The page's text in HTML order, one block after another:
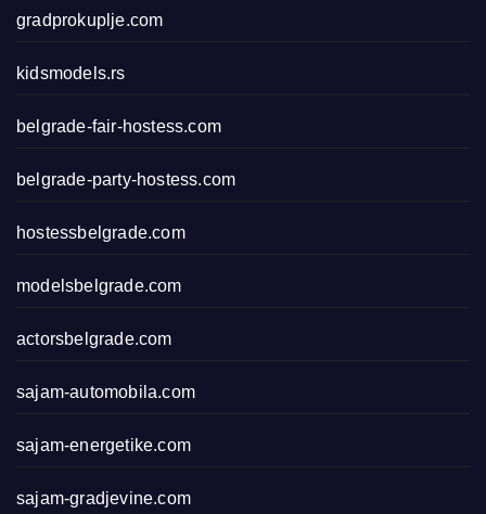
gradprokuplje.com
kidsmodels.rs
belgrade-fair-hostess.com
belgrade-party-hostess.com
hostessbelgrade.com
modelsbelgrade.com
actorsbelgrade.com
sajam-automobila.com
sajam-energetike.com
sajam-gradjevine.com